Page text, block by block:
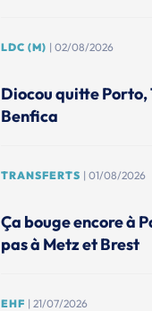
LDC (M) | 02/08/2026
Diocou quitte
Benfica
TRANSFERTS | 01/08/2026
Ça bouge encore à
pas à Metz et Brest
EHF | 21/07/2026